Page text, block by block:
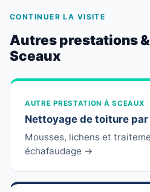
CONTINUER LA VISITE
Autres prestations
Sceaux
AUTRE PRESTATION À SCEAUX
Nettoyage de toiture par
Mousses, lichens et
échafaudage →